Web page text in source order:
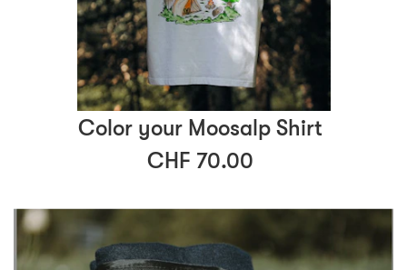
Color your Moosalp Shirt
CHF 70.00